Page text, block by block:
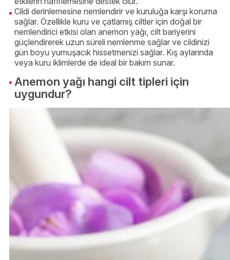
Cildi derinlemesine nemlendirir ve kuruluğa karşı koruma
sağlar. Özellikle kuru ve çatlamış ciltler için doğal bir
nemlendirici etkisi olan anemon yağı, cilt bariyerini
güçlendirerek uzun süreli nemlenme sağlar ve cildinizi
gün boyu yumuşacık hissetmenizi sağlar. Kış aylarında
veya kuru iklimlerde de ideal bir bakım sunar.
Anemon yağı hangi cilt tipleri için
uygundur?